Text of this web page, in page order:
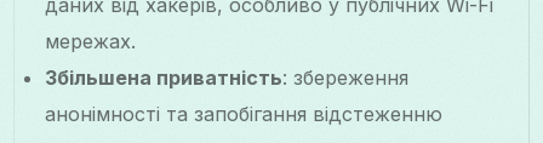
мережах.
Збільшена приватність: збереження
анонімності та запобігання відстеженню